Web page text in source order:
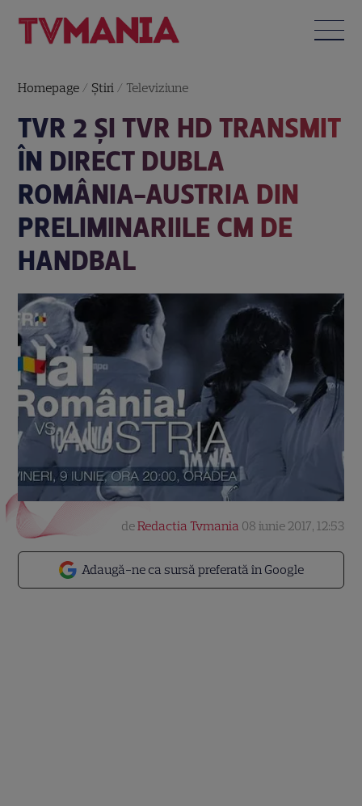
Homepage / Știri / Televiziune
TVR 2 ŞI TVR HD TRANSMIT
ÎN DIRECT DUBLA
ROMÂNIA-AUSTRIA DIN
PRELIMINARIILE CM DE
HANDBAL
Adaugă-ne ca sursă preferată în Google
deRedactia Tvmania 08 iunie 2017, 12:53